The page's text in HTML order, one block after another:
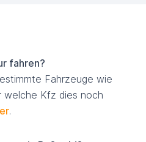
fahren?
Fahrzeuge wie
welche Kfz dies noch
.